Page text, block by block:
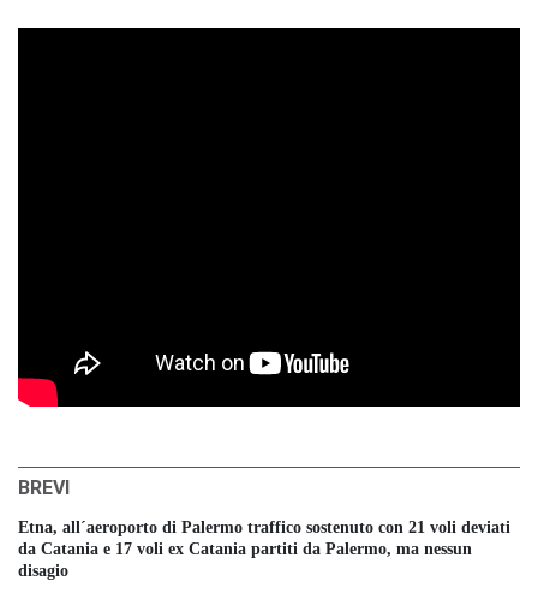
BREVI
Etna, all´aeroporto di Palermo traffico sostenuto con 21 voli deviati
da Catania e 17 voli ex Catania partiti da Palermo, ma nessun
disagio